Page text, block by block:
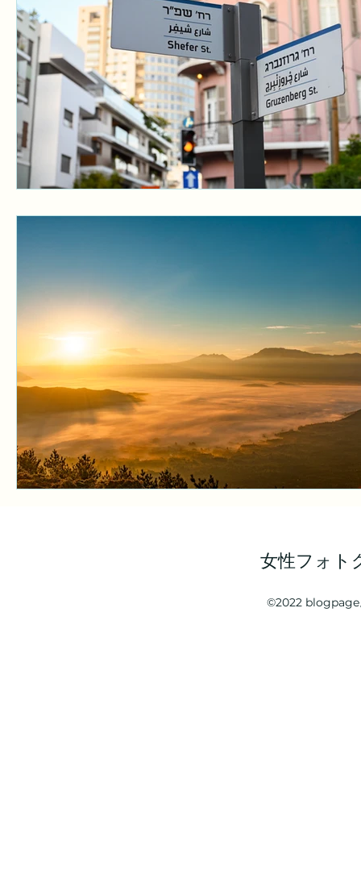
女性フォト
©2022 blogpage